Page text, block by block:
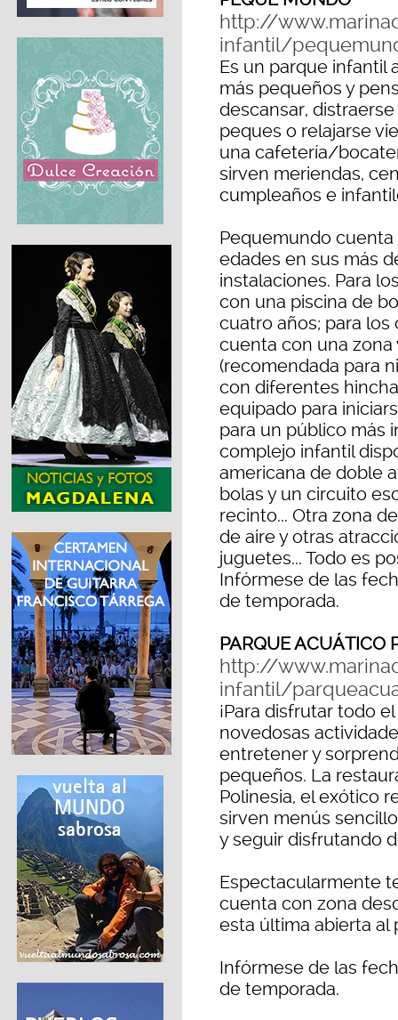
http://
infantil/
Es un parque infantil
más pequeños y
descansar,
peques o relajarse
una cafetería/
sirven meriendas,
cumpleaños e
Pequemundo
edades en sus más
instalaciones. Para
con una piscina de
cuatro años; para
cuenta con una
(recomendada para
con diferentes
equipado para
para un público más
complejo infantil
americana de doble
bolas y un circuito
recinto... Otra zona
de aire y otras
juguetes... Todo es
Infórmese de las
de temporada.
PARQUE ACUÁTICO
http://
infantil/
¡Para disfrutar todo
novedosas
entretener y
pequeños. La
Polinesia, el exótico
sirven menús
y seguir disfrutando
Espectacularmente
cuenta con zona
esta última abierta al
Infórmese de las
de temporada.